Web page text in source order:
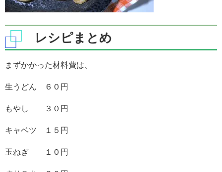
レシピまとめ
まずかかった材料費は、
生うどん ６０円
もやし ３０円
キャベツ １５円
玉ねぎ １０円